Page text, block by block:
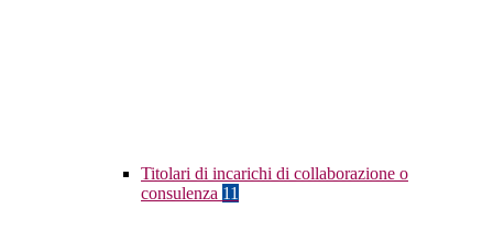
Titolari di incarichi di collaborazione o
consulenza 11